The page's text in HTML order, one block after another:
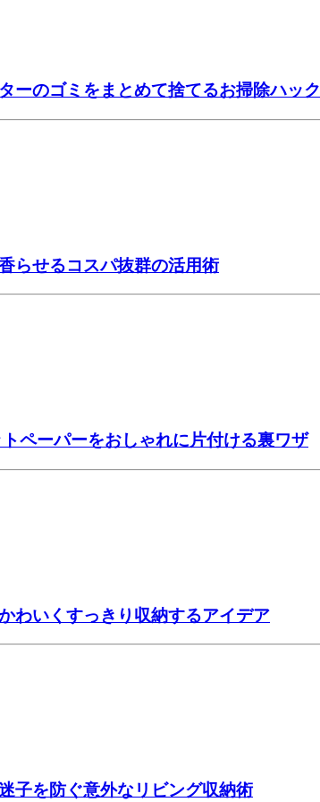
ーのゴミをまとめて捨てるお掃除ハック
らせるコスパ抜群の活用術
ペーパーをおしゃれに片付ける裏ワザ
わいくすっきり収納するアイデア
子を防ぐ意外なリビング収納術